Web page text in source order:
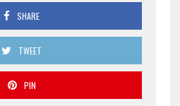
SHARE
TWEET
PIN